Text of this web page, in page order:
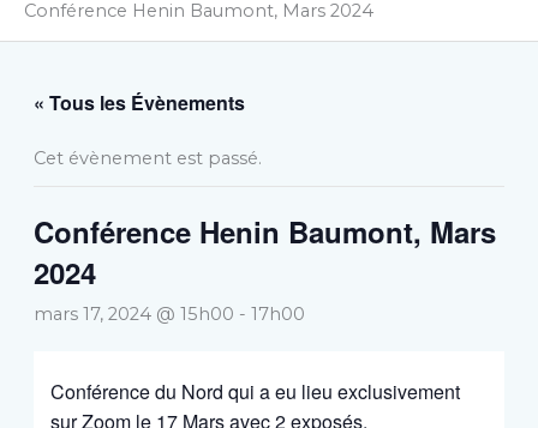
Conférence Henin Baumont, Mars 2024
« Tous les Évènements
Cet évènement est passé.
Conférence Henin Baumont, Mars
2024
mars 17, 2024 @ 15h00 - 17h00
Conférence du Nord qui a eu lieu exclusivement
sur Zoom le 17 Mars avec 2 exposés.